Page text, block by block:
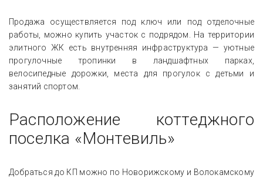
Продажа осуществляется под ключ или под отделочные
работы, можно купить участок с подрядом. На территории
элитного ЖК есть внутренняя инфраструктура — уютные
прогулочные тропинки в ландшафтных парках,
велосипедные дорожки, места для прогулок с детьми и
занятий спортом.
Расположение коттеджного
поселка «Монтевиль»
Добраться до КП можно по Новорижскому и Волокамскому